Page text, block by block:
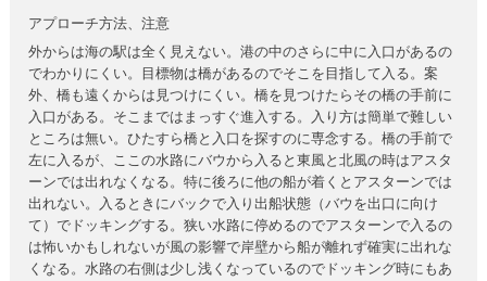
アプローチ方法、注意
外からは海の駅は全く見えない。港の中のさらに中に入口があるの
でわかりにくい。目標物は橋があるのでそこを目指して入る。案
外、橋も遠くからは見つけにくい。橋を見つけたらその橋の手前に
入口がある。そこまではまっすぐ進入する。入り方は簡単で難しい
ところは無い。ひたすら橋と入口を探すのに専念する。橋の手前で
左に入るが、ここの水路にバウから入ると東風と北風の時はアスタ
ーンでは出れなくなる。特に後ろに他の船が着くとアスターンでは
出れない。入るときにバックで入り出船状態（バウを出口に向け
て）でドッキングする。狭い水路に停めるのでアスターンで入るの
は怖いかもしれないが風の影響で岸壁から船が離れず確実に出れな
くなる。水路の右側は少し浅くなっているのでドッキング時にもあ